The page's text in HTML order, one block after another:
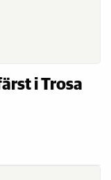
i Trosa